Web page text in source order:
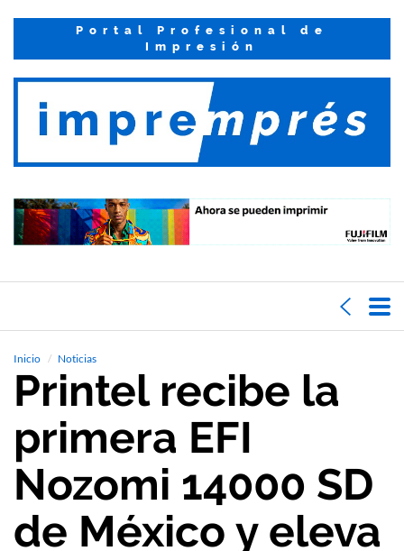
Portal Profesional de
Impresión
Inicio Noticias
Printel recibe la
primera EFI
Nozomi 14000 SD
de México y eleva